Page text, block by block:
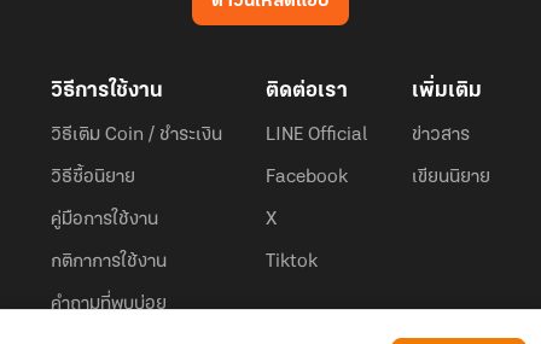
วิธีการใช้งาน
วิธีเติม Coin / ชำระเงิน
วิธีซื้อนิยาย
คู่มือการใช้งาน
กติกาการใช้งาน
คำถามที่พบบ่อย
ติดต่อเรา
LINE Official
Facebook
X
Tiktok
เพิ่มเติม
ข่าวสาร
เขียนนิยาย